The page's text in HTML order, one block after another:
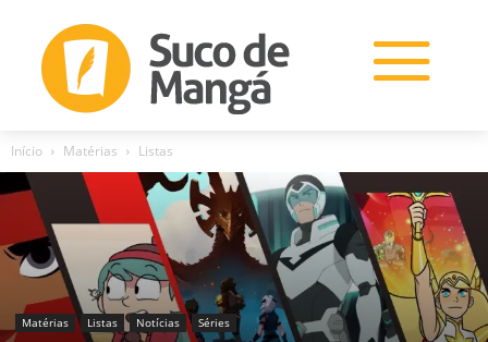
Início Matérias Listas
Matérias Listas Notícias Séries